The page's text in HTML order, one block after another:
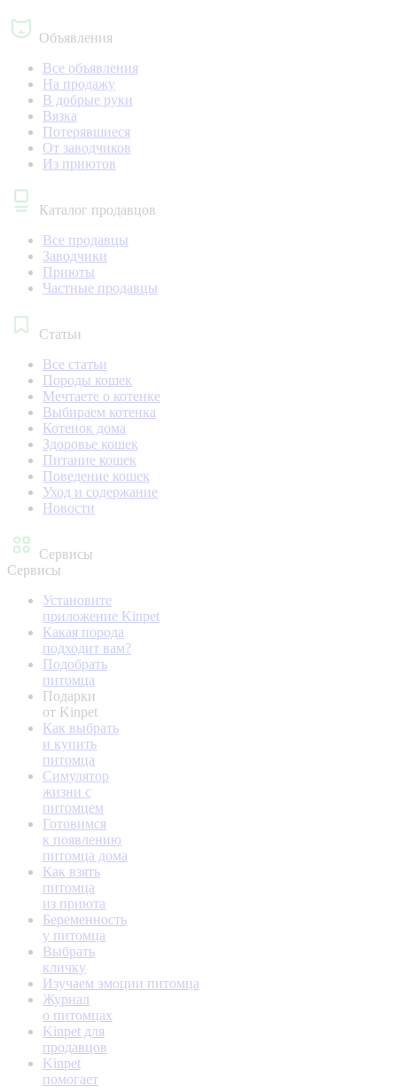
Объявления
Все объявления
На продажу
В добрые руки
Вязка
Потерявшиеся
От заводчиков
Из приютов
Каталог продавцов
Все продавцы
Заводчики
Приюты
Частные продавцы
Статьи
Все статьи
Породы кошек
Мечтаете о котенке
Выбираем котенка
Котенок дома
Здоровье кошек
Питание кошек
Поведение кошек
Уход и содержание
Новости
Сервисы
Сервисы
Установите
приложение Kinpet
Какая порода
подходит вам?
Подобрать
питомца
Подарки
от Kinpet
Как выбрать
и купить
питомца
Симулятор
жизни с
питомцем
Готовимся
к появлению
питомца дома
Как взять
питомца
из приюта
Беременность
у питомца
Выбрать
кличку
Изучаем эмоции питомца
Журнал
о питомцах
Kinpet для
продавцов
Kinpet
помогает